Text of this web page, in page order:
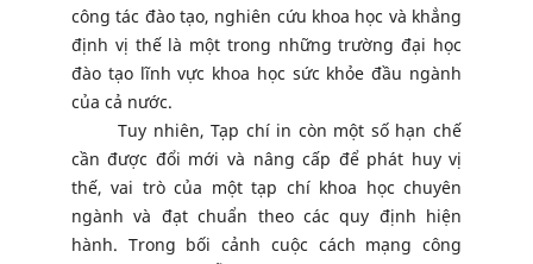
công tác đào tạo, nghiên cứu khoa học và khẳng
định vị thế là một trong những trường đại học
đào tạo lĩnh vực khoa học sức khỏe đầu ngành
của cả nước.
Tuy nhiên, Tạp chí in còn một số hạn chế
cần được đổi mới và nâng cấp để phát huy vị
thế, vai trò của một tạp chí khoa học chuyên
ngành và đạt chuẩn theo các quy định hiện
hành. Trong bối cảnh cuộc cách mạng công